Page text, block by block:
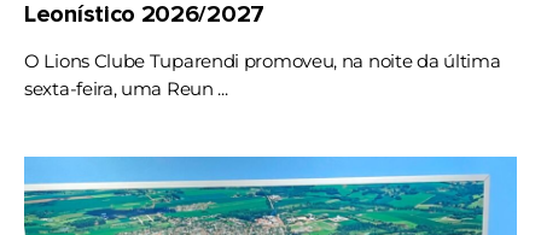
Leonístico 2026/2027
O Lions Clube Tuparendi promoveu, na noite da última
sexta-feira, uma Reun ...